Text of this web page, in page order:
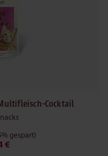
Cocktail
gespart)
€